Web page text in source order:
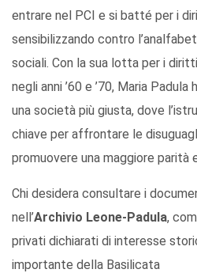
entrare nel PCI e si batté per i
sensibilizzando contro
sociali. Con la sua lotta per i
negli anni ’60 e ’70, Maria
una società più giusta, dove
chiave per affrontare le
promuovere una maggiore parità
Chi desidera consultare i
nell’Archivio Leone-Padula,
privati dichiarati di interesse
importante della Basilicata